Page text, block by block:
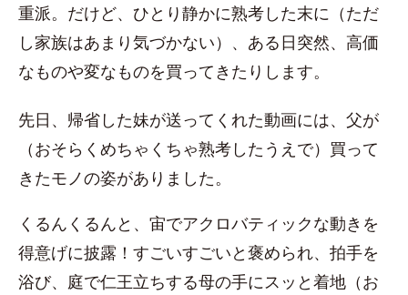
重派。だけど、ひとり静かに熟考した末に（ただ
し家族はあまり気づかない）、ある日突然、高価
なものや変なものを買ってきたりします。
先日、帰省した妹が送ってくれた動画には、父が
（おそらくめちゃくちゃ熟考したうえで）買って
きたモノの姿がありました。
くるんくるんと、宙でアクロバティックな動きを
得意げに披露！すごいすごいと褒められ、拍手を
浴び、庭で仁王立ちする母の手にスッと着地（お